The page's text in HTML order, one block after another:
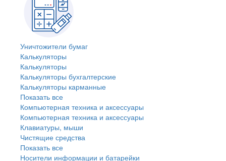
Уничтожители бумаг
Калькуляторы
Калькуляторы
Калькуляторы бухгалтерские
Калькуляторы карманные
Показать все
Компьютерная техника и аксессуары
Компьютерная техника и аксессуары
Клавиатуры, мыши
Чистящие средства
Показать все
Носители информации и батарейки